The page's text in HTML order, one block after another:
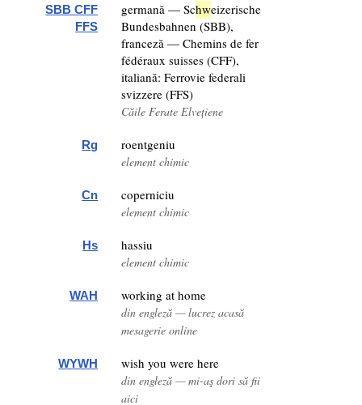
SBB CFF
FFS
germană — Schweizerische
Bundesbahnen (SBB),
franceză — Chemins de fer
fédéraux suisses (CFF),
italiană: Ferrovie federali
svizzere (FFS)
Căile Ferate Elvețiene
Rg roentgeniu
element chimic
Cn coperniciu
element chimic
Hs hassiu
element chimic
WAH working at home
din engleză — lucrez acasă
mesagerie online
WYWH wish you were here
din engleză — mi-aş dori să fii
aici